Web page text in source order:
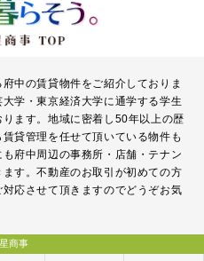
中の賃貸物件をご紹介しておりま
学・東京経済大学に通学する学生
ます。地域に密着し50年以上の歴
貸管理を任せて頂いている物件も
府中周辺の事務所・店舗・テナン
す。不動産のお取引が初めての方
応させて頂きますのでどうぞお気
商事